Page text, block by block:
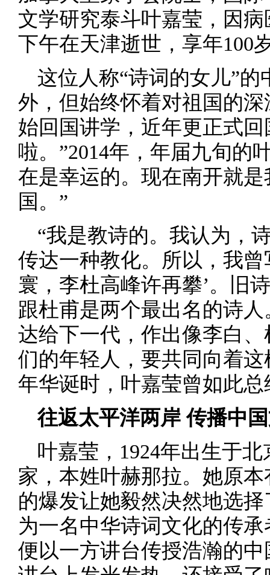
文学研究泰斗叶嘉莹，因病
下午在天津逝世，享年100
这位人称“诗词的女儿”
外，但始终怀着对祖国的
始回国讲学，近年更正式
啦。”2014年，年届九旬的
在是幸运的。现在南开就
国。”
“我是教诗的。我认为，
传达一种教化。所以，我
寰，李杜高峰许再攀’。旧
跟杜甫是两个最出名的诗
达给下一代，作出像李白
们的年轻人，要共同向着
年华诞时，叶嘉莹曾如此
往返太平洋两岸 传播中
叶嘉莹，1924年出生于
家，本姓叶赫那拉。她原
的爆发让她毅然决然地选
为一名中华诗词文化的传
便以一方讲台传授浩瀚的